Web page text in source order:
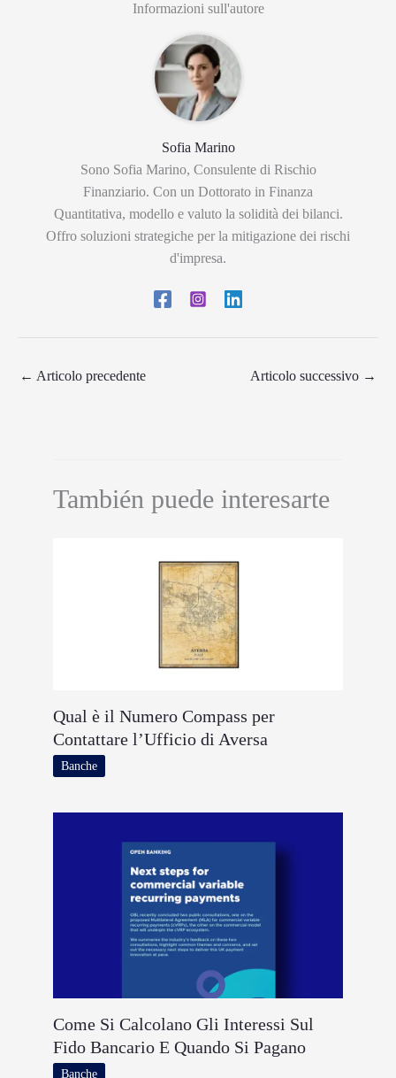
Informazioni sull'autore
Sofia Marino
Sono Sofia Marino, Consulente di Rischio
Finanziario. Con un Dottorato in Finanza
Quantitativa, modello e valuto la solidità dei bilanci.
Offro soluzioni strategiche per la mitigazione dei rischi
d'impresa.
← Articolo precedente Articolo successivo →
También puede interesarte
Qual è il Numero Compass per
Contattare l’Ufficio di Aversa
Banche
Come Si Calcolano Gli Interessi Sul
Fido Bancario E Quando Si Pagano
Banche